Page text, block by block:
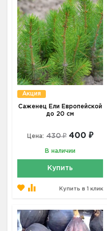
Акция
Саженец Ели Европейской
до 20 см
Цена: 430 ₽ 400 ₽
В наличии
Купить
Купить в 1 клик